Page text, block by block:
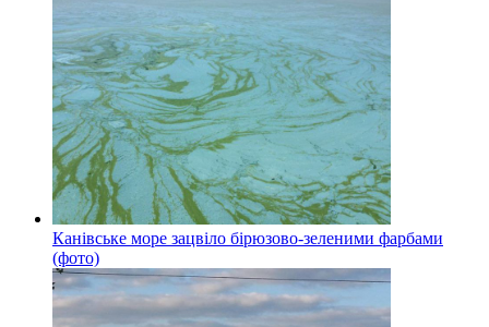
Канівське море зацвіло бірюзово-зеленими фарбами
(фото)